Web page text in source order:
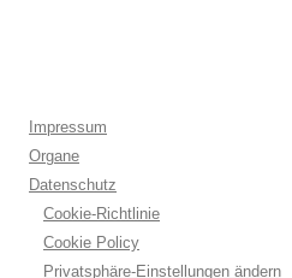
Impressum
Organe
Datenschutz
Cookie-Richtlinie
Cookie Policy
Privatsphäre-Einstellungen ändern